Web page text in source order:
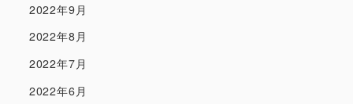
2022年9月
2022年8月
2022年7月
2022年6月